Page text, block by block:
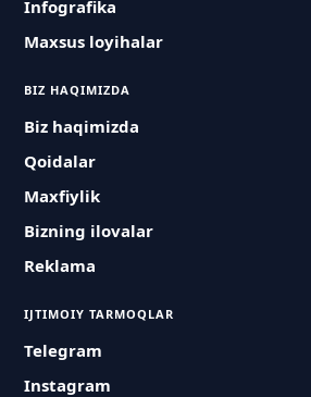
Infografika
Maxsus loyihalar
BIZ HAQIMIZDA
Biz haqimizda
Qoidalar
Maxfiylik
Bizning ilovalar
Reklama
IJTIMOIY TARMOQLAR
Telegram
Instagram